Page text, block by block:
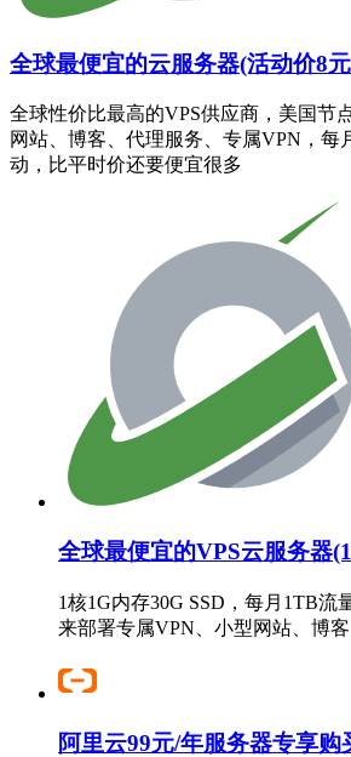
全球最便宜的云服务器(活动价8
全球性价比最高的VPS供应商，美国节
网站、博客、代理服务、专属VPN，每
动，比平时价还要便宜很多
全球最便宜的VPS云服务器
1核1G内存30G SSD，每月1TB流
来部署专属VPN、小型网站、博客
阿里云99元/年服务器专享购